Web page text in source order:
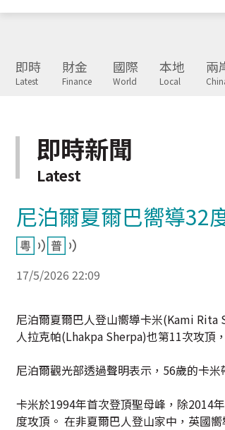
即時
Latest
財金
Finance
國際
World
本地
Local
兩
即時新聞
Latest
尼泊爾夏爾巴嚮導32
17/5/2026 22:09
尼泊爾夏爾巴人登山嚮導卡米(Kami Rita
人拉克帕(Lhakpa Sherpa)也第11次攻頂
尼泊爾觀光部透過聲明表示，56歲的卡
卡米於1994年首次登頂聖母峰，除2014
度攻頂。 在非夏爾巴人登山家中，英國